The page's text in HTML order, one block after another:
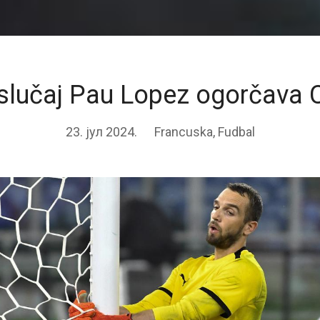
Pau Lopez ogorčava
23. јул 2024. Francuska, Fudbal